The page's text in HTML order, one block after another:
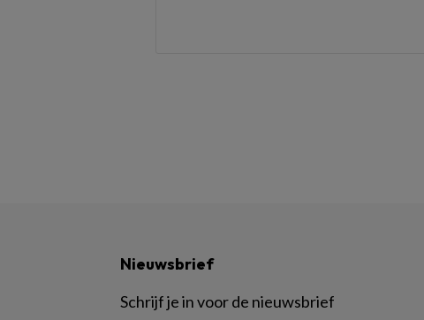
Nieuwsbrief
Schrijf je in voor de nieuwsbrief